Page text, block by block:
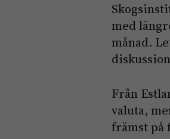
med
månad.
Från
valuta,
främst på